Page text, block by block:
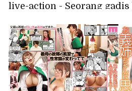
live-action - Seorang
yang mengubah akal
Ichika